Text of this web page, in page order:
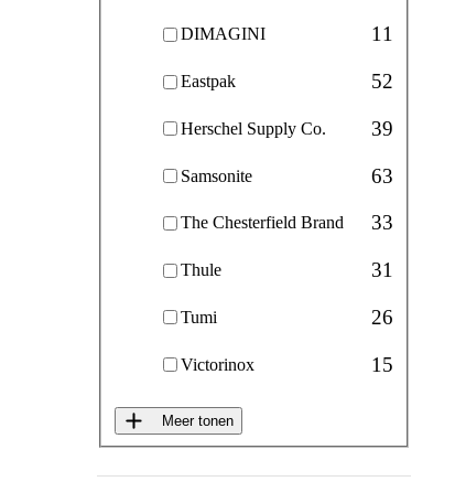
DIMAGINI 11
Eastpak 52
Herschel Supply Co. 39
Samsonite 63
The Chesterfield Brand 33
Thule 31
Tumi 26
Victorinox 15
Meer tonen